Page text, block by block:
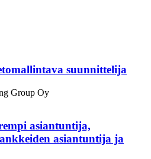
suunnittelija
Group Oy
asiantuntija,
asiantuntija ja